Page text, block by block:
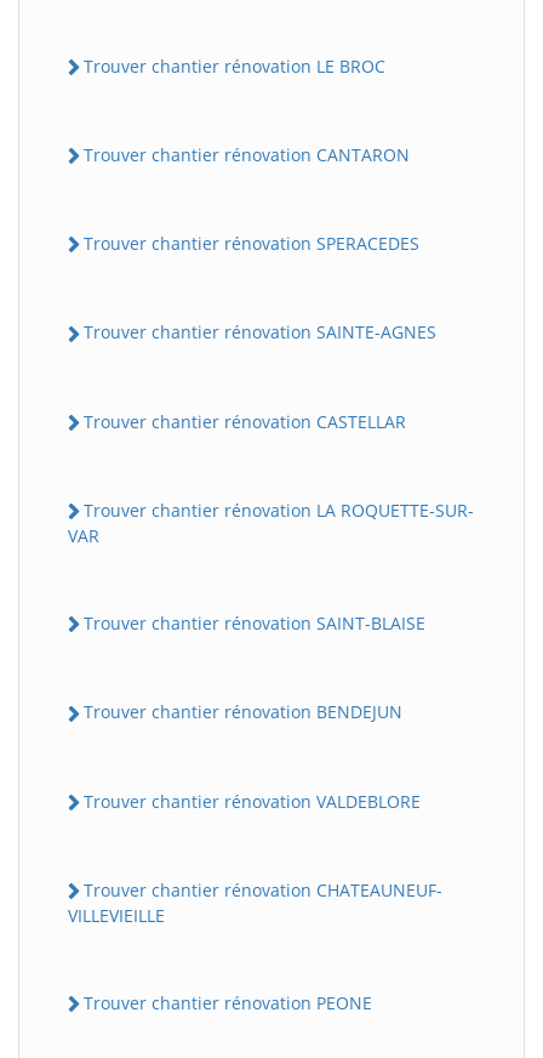
Trouver chantier rénovation LE BROC
Trouver chantier rénovation CANTARON
Trouver chantier rénovation SPERACEDES
Trouver chantier rénovation SAINTE-AGNES
Trouver chantier rénovation CASTELLAR
Trouver chantier rénovation LA ROQUETTE-SUR-
VAR
Trouver chantier rénovation SAINT-BLAISE
Trouver chantier rénovation BENDEJUN
Trouver chantier rénovation VALDEBLORE
Trouver chantier rénovation CHATEAUNEUF-
VILLEVIEILLE
Trouver chantier rénovation PEONE